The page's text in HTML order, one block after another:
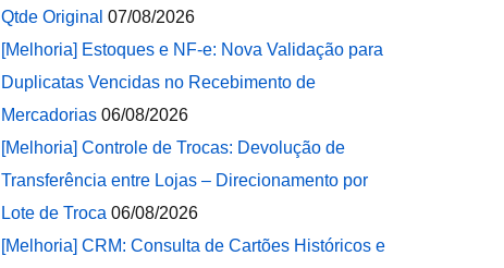
Qtde Original 07/08/2026
[Melhoria] Estoques e NF-e: Nova Validação para
Duplicatas Vencidas no Recebimento de
Mercadorias 06/08/2026
[Melhoria] Controle de Trocas: Devolução de
Transferência entre Lojas – Direcionamento por
Lote de Troca 06/08/2026
[Melhoria] CRM: Consulta de Cartões Históricos e